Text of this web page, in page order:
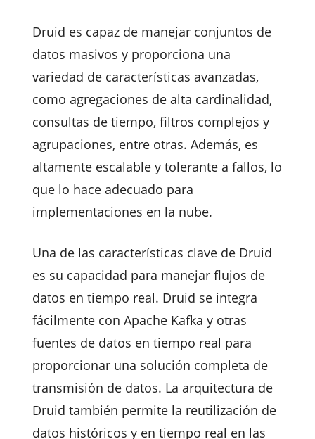
Druid es capaz de manejar conjuntos de
datos masivos y proporciona una
variedad de características avanzadas,
como agregaciones de alta cardinalidad,
consultas de tiempo, filtros complejos y
agrupaciones, entre otras. Además, es
altamente escalable y tolerante a fallos, lo
que lo hace adecuado para
implementaciones en la nube.
Una de las características clave de Druid
es su capacidad para manejar flujos de
datos en tiempo real. Druid se integra
fácilmente con Apache Kafka y otras
fuentes de datos en tiempo real para
proporcionar una solución completa de
transmisión de datos. La arquitectura de
Druid también permite la reutilización de
datos históricos y en tiempo real en las